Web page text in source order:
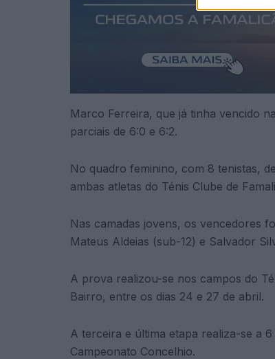
Marco Ferreira, que já tinha vencido
parciais de 6:0 e 6:2.
No quadro feminino, com 8 tenistas,
ambas atletas do Ténis Clube de
Nas camadas jovens, os vencedores
Mateus Aldeias (sub-12) e Salvador
A prova realizou-se nos campos do
Bairro, entre os dias 24 e 27 de abril.
A terceira e última etapa realiza-se a
Campeonato Concelhio.